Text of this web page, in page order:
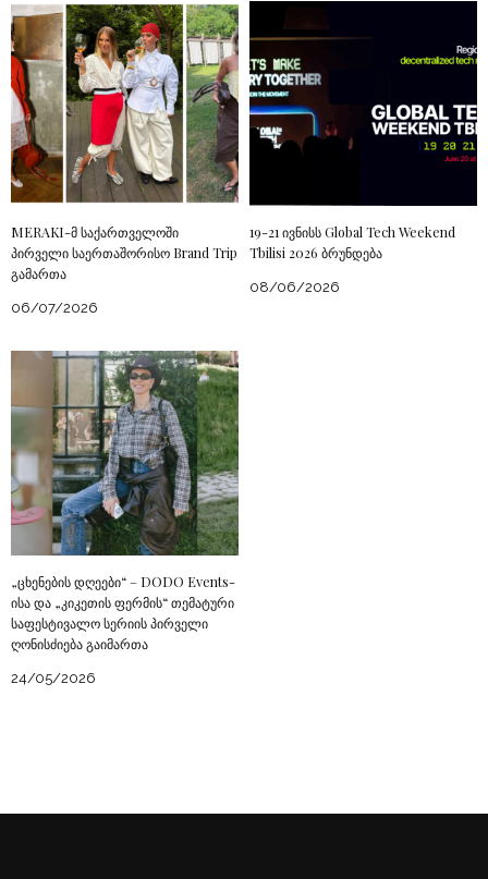
MERAKI-მ საქართველოში
პირველი საერთაშორისო Brand Trip
გამართა
06/07/2026
19-21 ივნისს Global Tech Weekend
Tbilisi 2026 ბრუნდება
08/06/2026
„ცხენების დღეები“ – DODO Events-
ისა და „კიკეთის ფერმის“ თემატური
საფესტივალო სერიის პირველი
ღონისძიება გაიმართა
24/05/2026